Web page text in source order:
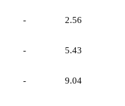
- 2.56
- 5.43
- 9.04